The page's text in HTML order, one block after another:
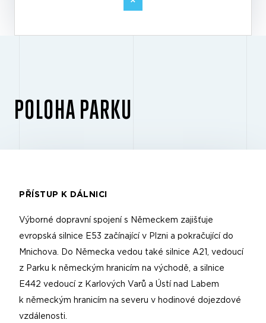
POLOHA PARKU
PŘÍSTUP K DÁLNICI
Výborné dopravní spojení s Německem zajišťuje
evropská silnice E53 začínající v Plzni a pokračující do
Mnichova. Do Německa vedou také silnice A21, vedoucí
z Parku k německým hranicím na východě, a silnice
E442 vedoucí z Karlových Varů a Ústí nad Labem
k německým hranicím na severu v hodinové dojezdové
vzdálenosti.